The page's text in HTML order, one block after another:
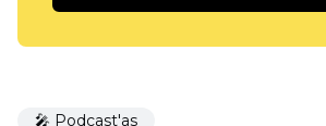
🎤 Podcast'as